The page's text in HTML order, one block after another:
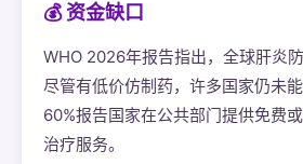
💰 资金缺口
WHO 2026年报告指出，全球肝炎
尽管有低价仿制药，许多国家仍未
60%报告国家在公共部门提供免费
治疗服务。